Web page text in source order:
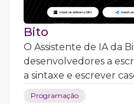
Bito
O Assistente de IA da
desenvolvedores a
a sintaxe e escrever
Programação